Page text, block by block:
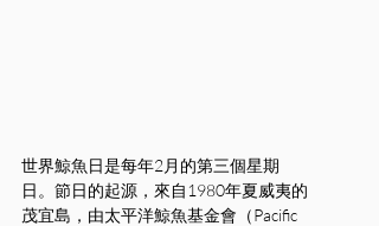
世界鯨魚日是每年2月的第三個星期
日。節日的起源，來自1980年夏威夷的
茂宜島，由太平洋鯨魚基金會（Pacific